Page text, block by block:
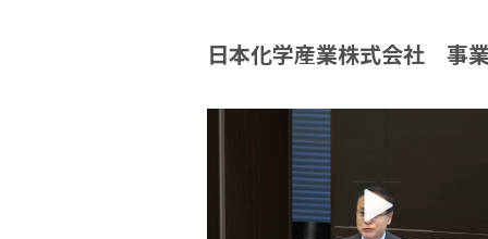
日本化学産業株式会社 事